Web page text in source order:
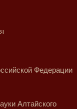
Федерации
Алтайского